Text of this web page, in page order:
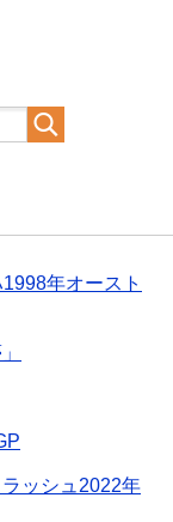
年オースト
ッシュ2022年